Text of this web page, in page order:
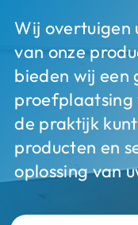
Wij overtuigen
van onze
bieden wij een
proefplaatsing
de praktijk
producten en
oplossing van